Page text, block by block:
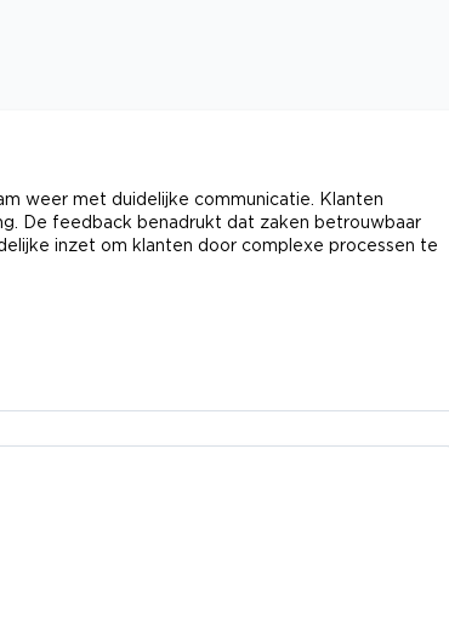
weer met duidelijke communicatie. Klanten
De feedback benadrukt dat zaken betrouwbaar
inzet om klanten door complexe processen te